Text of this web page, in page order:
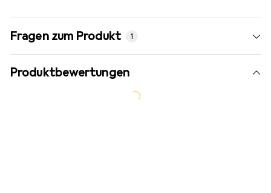
Fragen zum Produkt 1
Produktbewertungen